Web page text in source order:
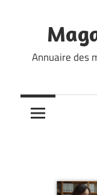
content
Annuaire des